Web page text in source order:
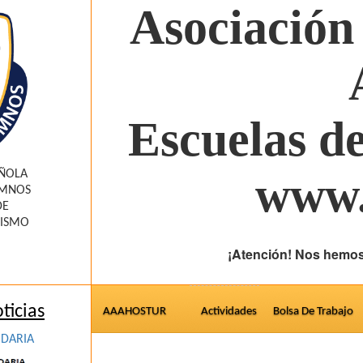
Escuelas
¡Atención! Nos
AAAHOSTUR Actividades Bolsa De Trabajo